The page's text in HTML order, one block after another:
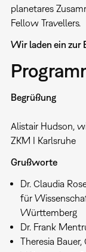
planetares
Fellow Travellers.
Wir laden ein zur
Begrüßung
Alistair Hudson,
ZKM I Karlsruhe
Grußworte
Dr. Claudia
für
Württemberg
Dr. Frank
Theresia